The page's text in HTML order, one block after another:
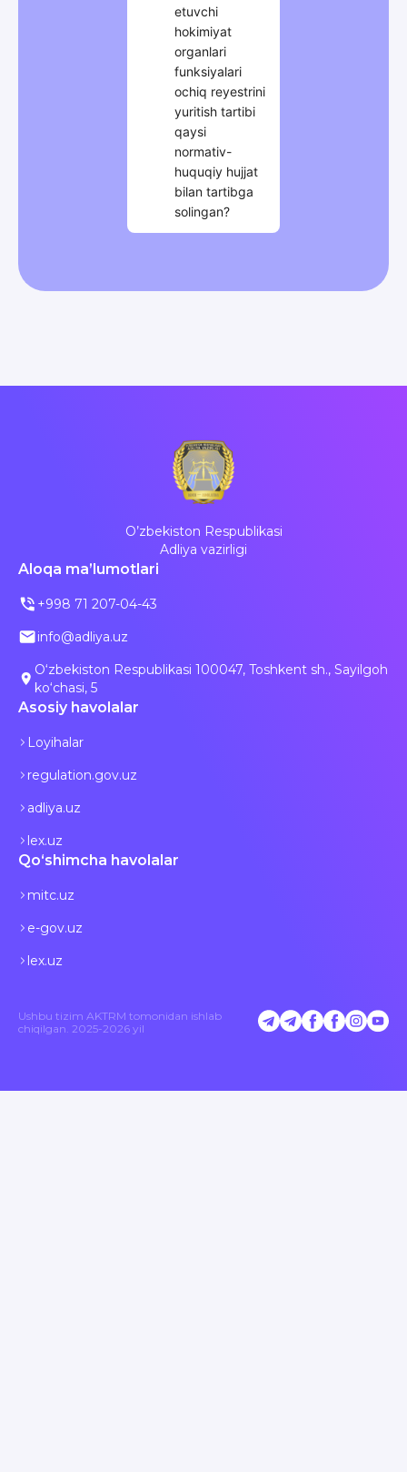
etuvchi
hokimiyat
organlari
funksiyalari
ochiq reyestrini
yuritish tartibi
qaysi
normativ-
huquqiy hujjat
bilan tartibga
solingan?
O’zbekiston Respublikasi
Adliya vazirligi
Aloqa ma’lumotlari
+998 71 207-04-43
info@adliya.uz
O‘zbekiston Respublikasi 100047, Toshkent sh., Sayilgoh
ko‘chasi, 5
Asosiy havolalar
Loyihalar
regulation.gov.uz
adliya.uz
lex.uz
Qo‘shimcha havolalar
mitc.uz
e-gov.uz
lex.uz
Ushbu tizim AKTRM tomonidan ishlab
chiqilgan. 2025-2026 yil